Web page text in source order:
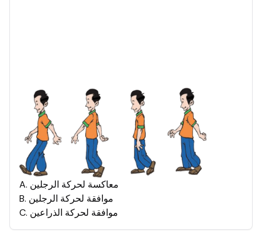
A. معاكسة لحركة الرجلين
B. موافقة لحركة الرجلين
C. موافقة لحركة الذراعين